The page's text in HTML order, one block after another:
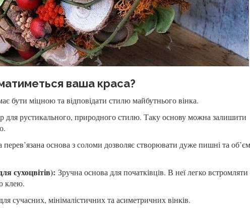
ваша краса?
бути міцною та відповідати стилю майбутнього вінка.
для рустикального, природного стилю. Таку основу можна залишити
основа з соломи дозволяє створювати дуже пишні та
сухоцвітів): Зручна основа для початківців. В неї легко встромляти
клею.
сучасних, мінімалістичних та асиметричних вінків.